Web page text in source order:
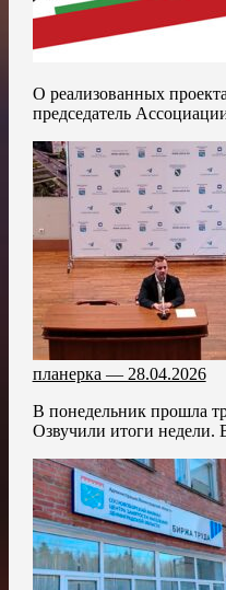
О реализованных
председатель
планерка — 28.04.2026
В понедельник прошла
Озвучили итоги недели.